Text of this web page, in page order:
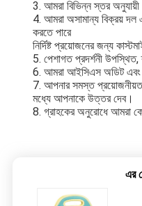
3. আমরা বিভিন্ন স্তর অনুযায়ী
4. আমরা অসামান্য বিক্রয় দল
করতে পারে
নির্দিষ্ট প্রয়োজনের জন্য
5. পেশাগত প্রদর্শনী উপস্থিত,
6. আমরা আইসিএস অডিট এবং
7. আপনার সমস্ত
মধ্যে আপনাকে উত্তর দেব।
8. গ্রাহকের অনুরোধে আমরা
এর